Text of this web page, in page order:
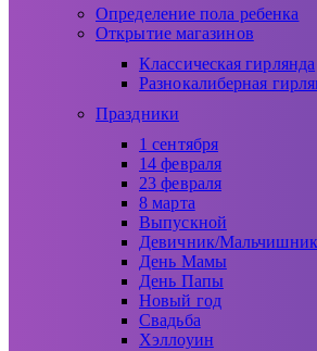
Определение пола ребенка
Открытие магазинов
Классическая гирлянда
Разнокалиберная
Праздники
1 сентября
14 февраля
23 февраля
8 марта
Выпускной
Девичник/
День Мамы
День Папы
Новый год
Свадьба
Хэллоуин